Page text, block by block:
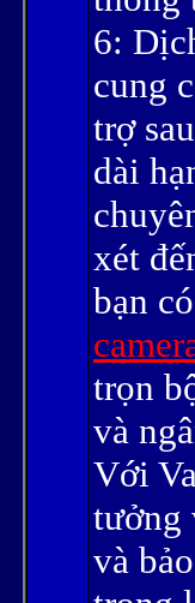
6:
cung
trợ
dài
xét
bạn
trọn
và
Với
tưởng
và